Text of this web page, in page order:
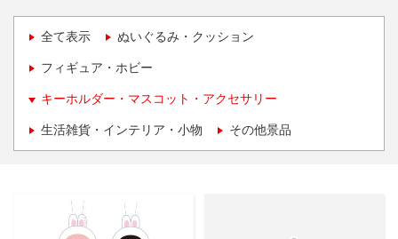
全て表示 ぬいぐるみ・クッション
フィギュア・ホビー
キーホルダー・マスコット・アクセサリー
生活雑貨・インテリア・小物 その他景品